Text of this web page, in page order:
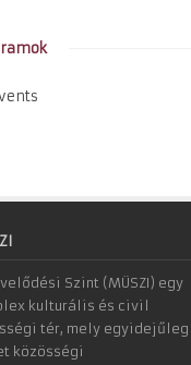
Szint (MÜSZI) egy
kulturális és civil
tér, mely egyidejűleg
közösségi